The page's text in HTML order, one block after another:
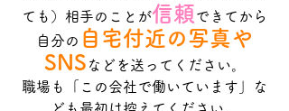
ても）相手のことが信頼できてから
自分の 自宅付近の写真や
SNS などを送ってください。
職場も「この会社で働いています」な